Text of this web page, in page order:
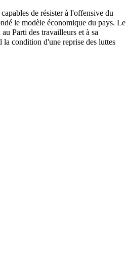
de résister à l'offensive du
le modèle économique du pays. Le
Parti des travailleurs et à sa
condition d'une reprise des luttes